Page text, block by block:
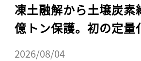
凍土融解から土壌炭素
億トン保護。初の定量
2026/08/04